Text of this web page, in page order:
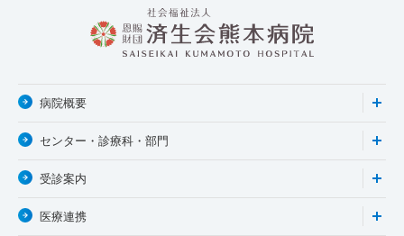
病院概要
センター・診療科・部門
受診案内
医療連携